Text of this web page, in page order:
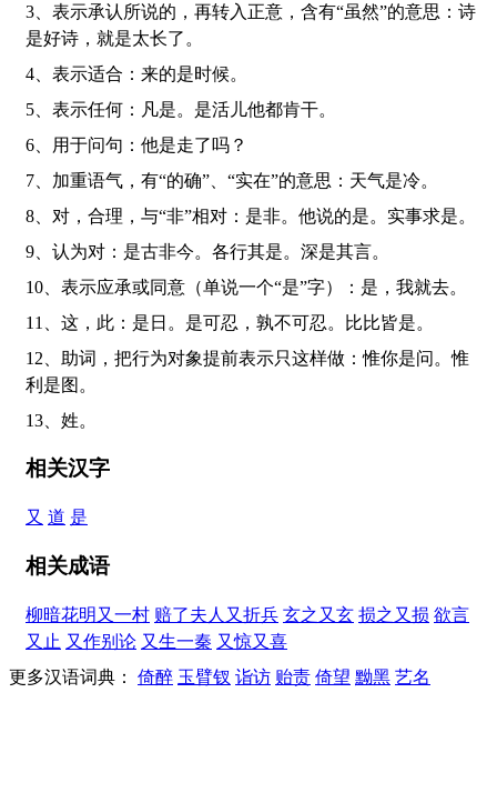
3、表示承认所说的，再转入正意，含有“虽然”的意思：诗
是好诗，就是太长了。
4、表示适合：来的是时候。
5、表示任何：凡是。是活儿他都肯干。
6、用于问句：他是走了吗？
7、加重语气，有“的确”、“实在”的意思：天气是冷。
8、对，合理，与“非”相对：是非。他说的是。实事求是。
9、认为对：是古非今。各行其是。深是其言。
10、表示应承或同意（单说一个“是”字）：是，我就去。
11、这，此：是日。是可忍，孰不可忍。比比皆是。
12、助词，把行为对象提前表示只这样做：惟你是问。惟
利是图。
13、姓。
相关汉字
又 道 是
相关成语
柳暗花明又一村 赔了夫人又折兵 玄之又玄 损之又损 欲言
又止 又作别论 又生一秦 又惊又喜
更多汉语词典： 倚醉 玉臂钗 诣访 贻责 倚望 黝黑 艺名